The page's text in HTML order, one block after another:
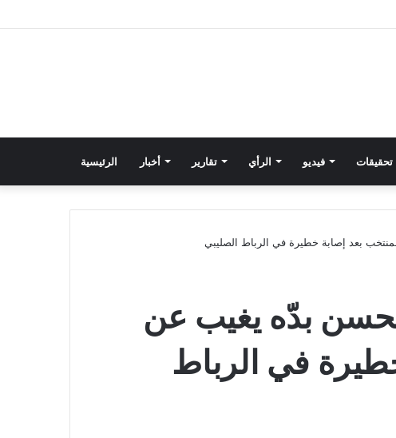
الرئيسية أخبار تقارير الرأي فيديو تحقيقات
بعد إصابة خطيرة في الرباط الصليبي
بدّه يغيب عن
في الرباط